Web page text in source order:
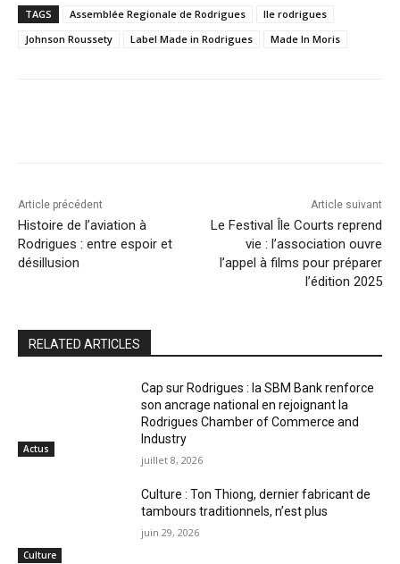
TAGS Assemblée Regionale de Rodrigues
Ile rodrigues
Johnson Roussety
Label Made in Rodrigues Made In Moris
Article précédent
Histoire de l’aviation à
Rodrigues : entre espoir et
désillusion
Article suivant
Le Festival Île Courts reprend
vie : l’association ouvre
l’appel à films pour préparer
l’édition 2025
RELATED ARTICLES
Actus
Cap sur Rodrigues : la SBM Bank renforce
son ancrage national en rejoignant la
Rodrigues Chamber of Commerce and
Industry
juillet 8, 2026
Culture
Culture : Ton Thiong, dernier fabricant de
tambours traditionnels, n’est plus
juin 29, 2026